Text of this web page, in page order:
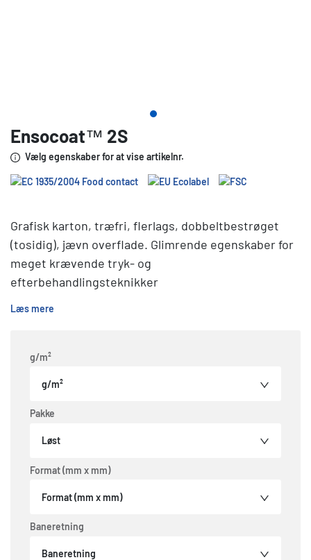
Ensocoat™ 2S
Vælg egenskaber for at vise artikelnr.
Grafisk karton, træfri, flerlags, dobbeltbestrøget
(tosidig), jævn overflade. Glimrende egenskaber for
meget krævende tryk- og
efterbehandlingsteknikker
Læs mere
g/m²
g/m²
Pakke
Løst
Format (mm x mm)
Format (mm x mm)
Baneretning
Baneretning